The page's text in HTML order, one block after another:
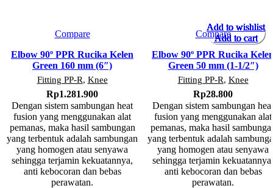
Compare
Elbow 90º PPR Rucika Kelen
Green 160 mm (6″)
Fitting PP-R, Knee
Rp1.281.900
Dengan sistem sambungan heat
fusion yang menggunakan alat
pemanas, maka hasil sambungan
yang terbentuk adalah sambungan
yang homogen atau senyawa
sehingga terjamin kekuatannya,
anti kebocoran dan bebas
perawatan.
Add to wishlist
Add to cart
Compare
Elbow 90º PPR Rucika
Green 50 mm (1-1/2″)
Fitting PP-R, Knee
Rp28.800
Dengan sistem sambungan heat
fusion yang menggunakan alat
pemanas, maka hasil
yang terbentuk adalah
yang homogen atau senyawa
sehingga terjamin kekuatannya,
anti kebocoran dan bebas
perawatan.
Add to wishlist
Add to cart
Add to wishlist
Add to cart
Add to wishlist
Add to cart
Add to wishlist
Add to cart
Add to wishlist
Add to cart
Add to wishlist
Add to cart
Add to wishlist
Add to cart